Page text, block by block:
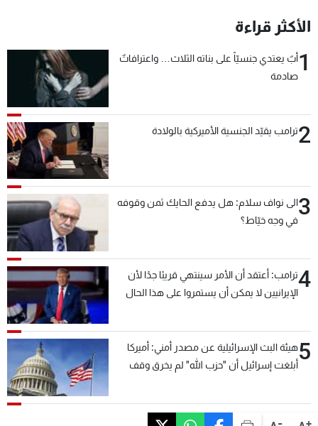
الأكثر قراءة
1أبٌ يعتدي جنسيّاً على بناته الثلاث… واعترافاتٌ
صادمة
2ترامب يقيّد الجنسية الأميركية بالولادة
3الى نواف سلام: هل يدفع الحايك ثمن وقوفه
في وجه خيّاط؟
4ترامب: أعتقد أن الأمر سينتهي قريبًا جدًا لأن
الإيرانيين لا يمكن أن يستمروا على هذا الحال
5هيئة البث الإسرائيلية عن مصدر أمني: أميركا
أبلغت إسرائيل أن "حزب الله" لم يخرق وقف